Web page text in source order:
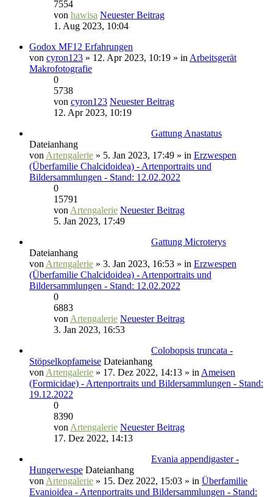
7554
von hawisa Neuester Beitrag
1. Aug 2023, 10:04
Godox MF12 Erfahrungen
von cyron123 » 12. Apr 2023, 10:19 » in Arbeitsgerät
Makrofotografie
0
5738
von cyron123 Neuester Beitrag
12. Apr 2023, 10:19
Gattung Anastatus
Dateianhang
von Artengalerie » 5. Jan 2023, 17:49 » in Erzwespen
(Überfamilie Chalcidoidea) - Artenportraits und
Bildersammlungen - Stand: 12.02.2022
0
15791
von Artengalerie Neuester Beitrag
5. Jan 2023, 17:49
Gattung Microterys
Dateianhang
von Artengalerie » 3. Jan 2023, 16:53 » in Erzwespen
(Überfamilie Chalcidoidea) - Artenportraits und
Bildersammlungen - Stand: 12.02.2022
0
6883
von Artengalerie Neuester Beitrag
3. Jan 2023, 16:53
Colobopsis truncata -
Stöpselkopfameise Dateianhang
von Artengalerie » 17. Dez 2022, 14:13 » in Ameisen
(Formicidae) - Artenportraits und Bildersammlungen - Stand:
19.12.2022
0
8390
von Artengalerie Neuester Beitrag
17. Dez 2022, 14:13
Evania appendigaster -
Hungerwespe Dateianhang
von Artengalerie » 15. Dez 2022, 15:03 » in Überfamilie
Evanioidea - Artenportraits und Bildersammlungen - Stand: